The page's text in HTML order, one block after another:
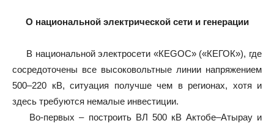
О национальной электрической сети и генерации
В национальной электросети «КЕGОC» («КЕГОК»), где
сосредоточены все высоковольтные линии напряжением
500–220 кВ, ситуация получше чем в регионах, хотя и
здесь требуются немалые инвестиции.
Во-первых – построить ВЛ 500 кВ Актобе–Атырау и